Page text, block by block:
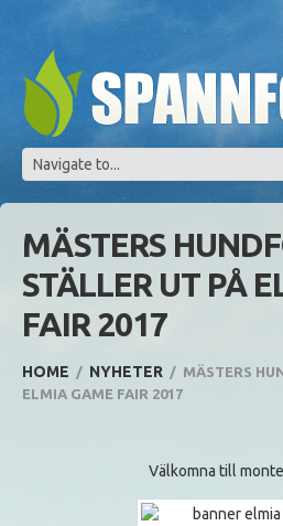
MÄSTERS
STÄLLER UT PÅ
FAIR 2017
HOME NYHETER
MÄSTERS
ELMIA GAME FAIR 2017
Välkomna till